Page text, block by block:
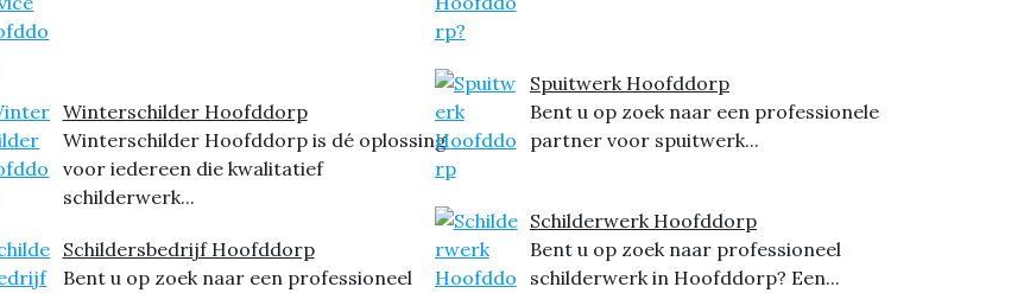
Winterschilder Hoofddorp
Winterschilder Hoofddorp is dé oplossing
voor iedereen die kwalitatief
schilderwerk...
Schildersbedrijf Hoofddorp
Bent u op zoek naar een professioneel
Spuitwerk Hoofddorp
Bent u op zoek naar een professionele
partner voor spuitwerk...
Schilderwerk Hoofddorp
Bent u op zoek naar professioneel
schilderwerk in Hoofddorp? Een...